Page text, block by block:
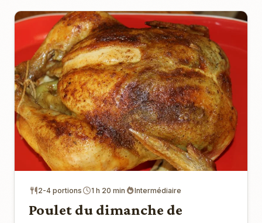
2-4 portions 1 h 20 min Intermédiaire
Poulet du dimanche de